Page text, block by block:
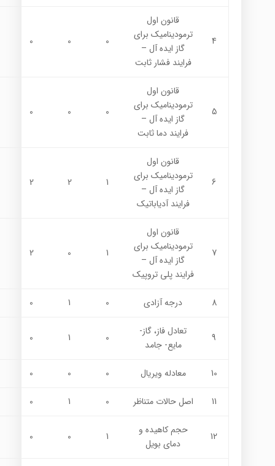
4
قانون اول
ترموديناميك براي
گاز ايده آل –
فرايند فشار ثابت
0
0
0
5
قانون اول
ترموديناميك براي
گاز ايده آل –
فرايند دما ثابت
0
0
0
6
قانون اول
ترموديناميك براي
گاز ايده آل –
فرايند آدياباتيك
1
2
2
7
قانون اول
ترموديناميك براي
گاز ايده آل –
فرايند پلي تروپيك
1
0
2
8 درجه آزادي 0
1
0
9
تعادل فاز، گاز-
مايع- جامد
0
1
0
10 معادله ويريال 0
0
0
11 اصل حالات متناظر 0
1
0
12
حجم كاهيده و
دماي بويل
1
0
0